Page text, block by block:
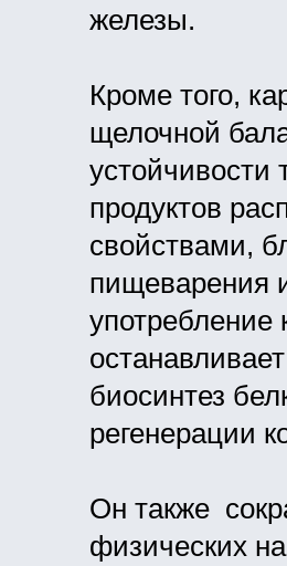
железы.
Кроме того,
щелочной
устойчивости
продуктов
свойствами,
пищеварения
употребление
биосинтез
регенерации
Он также
физических